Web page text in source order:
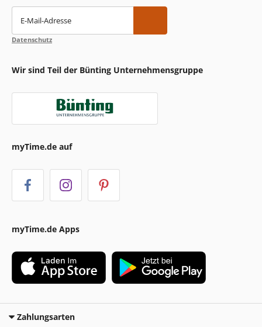
E-Mail-Adresse
Datenschutz
Wir sind Teil der Bünting Unternehmensgruppe
myTime.de auf
myTime.de Apps
Zahlungsarten